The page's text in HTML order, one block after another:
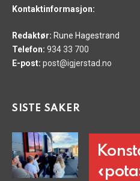
Kontaktinformasjon:
Redaktør: Rune Hagestrand
Telefon: 934 33 700
E-post: post@igjerstad.no
SISTE SAKER